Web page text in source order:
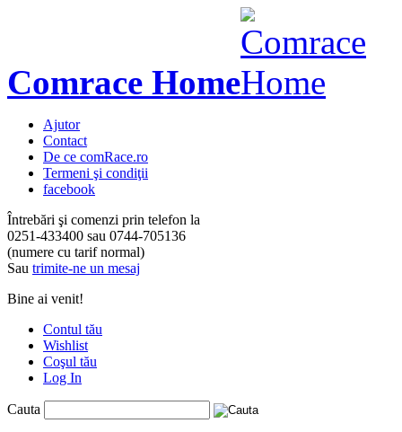
Comrace Home
Ajutor
Contact
De ce comRace.ro
Termeni şi condiţii
facebook
Întrebări şi comenzi prin telefon la
0251-433400 sau 0744-705136
(numere cu tarif normal)
Sau trimite-ne un mesaj
Bine ai venit!
Contul tău
Wishlist
Coşul tău
Log In
Cauta